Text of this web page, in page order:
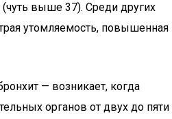
выше 37). Среди других
утомляемость, повышенная
— возникает, когда
органов от двух до пяти